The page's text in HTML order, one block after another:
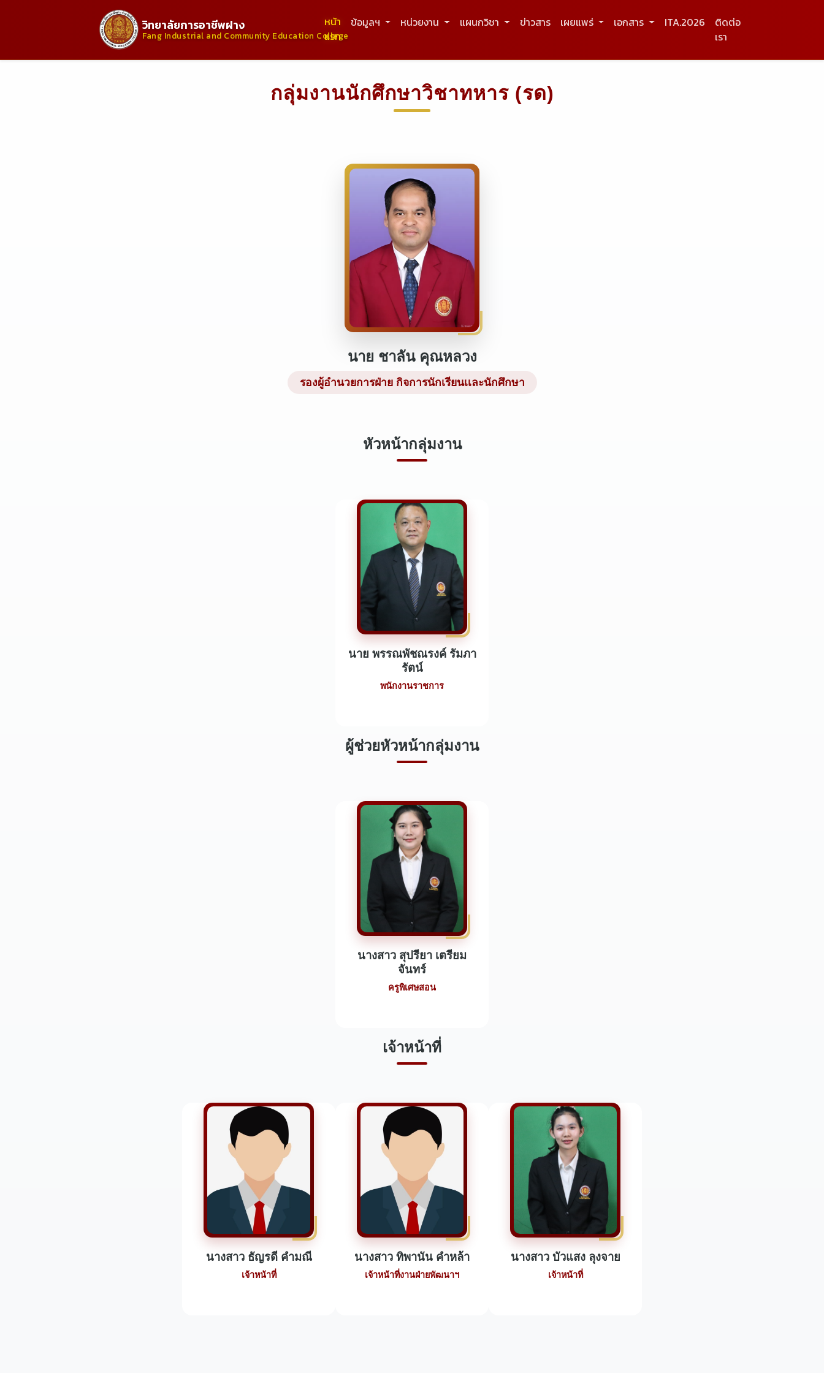
วิทยาลัยการอาชีพฝาง
Fang Industrial and Community Education College
หน้า
แรก
ข้อมูลฯ หน่วยงาน แผนกวิชา ข่าวสาร เผยแพร่ เอกสาร ITA.2026
ติดต่อ
เรา
กลุ่มงานนักศึกษาวิชาทหาร (รด)
นาย ชาลัน คุณหลวง
รองผู้อำนวยการฝ่าย กิจการนักเรียนเเละนักศึกษา
หัวหน้ากลุ่มงาน
นาย พรรณพัชณรงค์ รัมภา
รัตน์
พนักงานราชการ
ผู้ช่วยหัวหน้ากลุ่มงาน
นางสาว สุปรียา เตรียม
จันทร์
ครูพิเศษสอน
เจ้าหน้าที่
นางสาว ธัญรดี คำมณี
เจ้าหน้าที่
นางสาว ทิพานัน คำหล้า
เจ้าหน้าที่งานฝ่ายพัฒนาฯ
นางสาว บัวแสง ลุงจาย
เจ้าหน้าที่